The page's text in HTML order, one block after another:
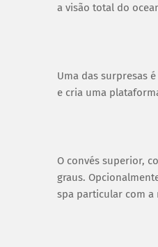
a visão total do
Uma das surpresas
e cria uma
O convés superior,
graus.
spa particular com